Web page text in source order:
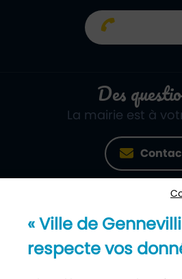
Des
La mairie est à
« Ville de
respecte vos